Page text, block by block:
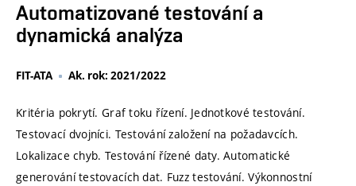
Automatizované testování a
dynamická analýza
FIT-ATA Ak. rok: 2021/2022
Kritéria pokrytí. Graf toku řízení. Jednotkové testování.
Testovací dvojníci. Testování založení na požadavcích.
Lokalizace chyb. Testování řízené daty. Automatické
generování testovacích dat. Fuzz testování. Výkonnostní